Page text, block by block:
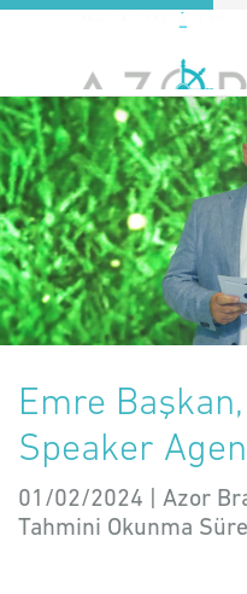
Emre
Speaker
01/02/2024 | Azor
Tahmini Okunma